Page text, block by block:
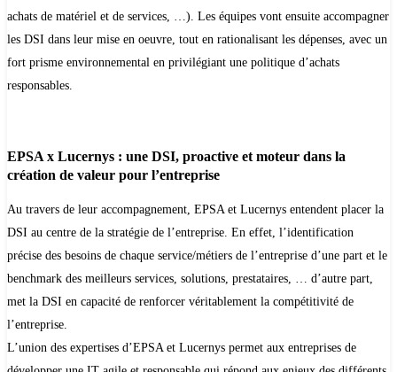
achats de matériel et de services, …). Les équipes vont ensuite accompagner
les DSI dans leur mise en oeuvre, tout en rationalisant les dépenses, avec un
fort prisme environnemental en privilégiant une politique d’achats
responsables.
EPSA x Lucernys : une DSI, proactive et moteur dans la
création de valeur pour l’entreprise
Au travers de leur accompagnement, EPSA et Lucernys entendent placer la
DSI au centre de la stratégie de l’entreprise. En effet, l’identification
précise des besoins de chaque service/métiers de l’entreprise d’une part et le
benchmark des meilleurs services, solutions, prestataires, … d’autre part,
met la DSI en capacité de renforcer véritablement la compétitivité de
l’entreprise.
L’union des expertises d’EPSA et Lucernys permet aux entreprises de